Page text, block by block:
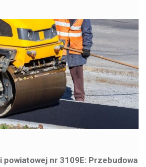
powiatowej nr 3109E: Przebudowa